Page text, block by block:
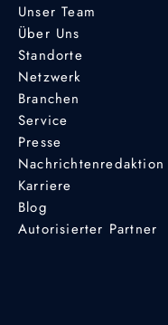
Unser Team
Über Uns
Standorte
Netzwerk
Branchen
Service
Presse
Nachrichtenredaktion
Karriere
Blog
Autorisierter Partner